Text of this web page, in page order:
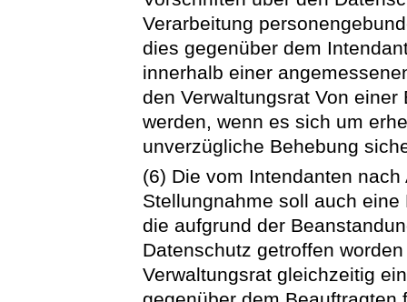
Verarbeitung
dies gegenüber dem
innerhalb einer
den Verwaltungsrat Von
werden, wenn es sich um
unverzügliche Behebung
(6) Die vom Intendanten
Stellungnahme soll auch
die aufgrund der
Datenschutz getroffen
Verwaltungsrat gleichzeitig